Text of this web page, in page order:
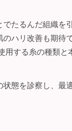
たるんだ組織を
ハリ改善も期待
する糸の種類
態を診察し、最